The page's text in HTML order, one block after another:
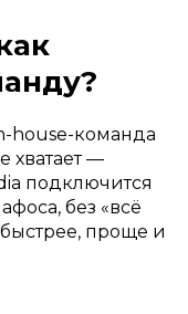
house-команда
хватает —
подключится
без «всё
проще и